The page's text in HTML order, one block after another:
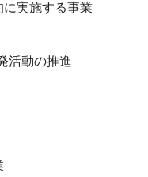
実施する事業
活動の推進